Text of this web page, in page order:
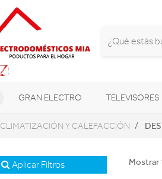
GRAN ELECTRO TELEVISORES
CLIMATIZACIÓN Y CALEFACCIÓN
CLIMATIZACIÓN Y CALEFACCIÓN
Aplicar Filtros Mostrar